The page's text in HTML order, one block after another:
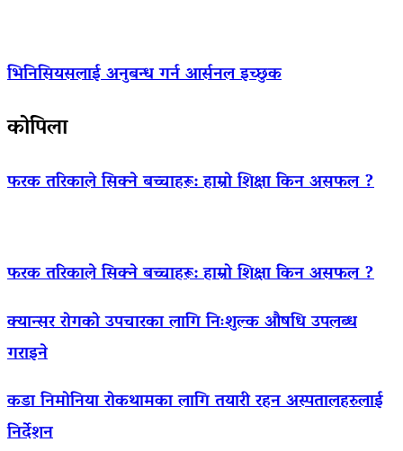
भिनिसियसलाई अनुबन्ध गर्न आर्सनल इच्छुक
कोपिला
फरक तरिकाले सिक्ने बच्चाहरू: हाम्रो शिक्षा किन असफल ?
फरक तरिकाले सिक्ने बच्चाहरू: हाम्रो शिक्षा किन असफल ?
क्यान्सर रोगको उपचारका लागि निःशुल्क औषधि उपलब्ध
गराइने
कडा निमोनिया रोकथामका लागि तयारी रहन अस्पतालहरुलाई
निर्देशन